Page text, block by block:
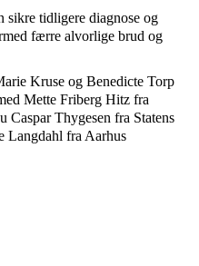
sikre tidligere diagnose og
færre alvorlige brud og
Kruse og Benedicte Torp
Mette Friberg Hitz fra
Caspar Thygesen fra Statens
Langdahl fra Aarhus